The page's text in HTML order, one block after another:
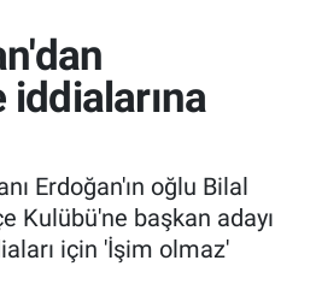
iddialarına
Erdoğan'ın oğlu Bilal
Kulübü'ne başkan adayı
için 'İşim olmaz'
Evrenive Fikstür